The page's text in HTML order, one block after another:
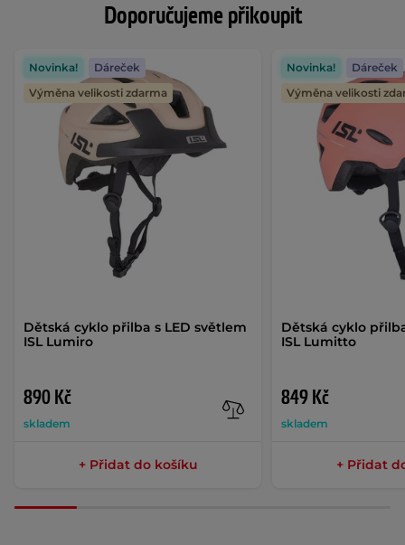
Doporučujeme přikoupit
Dětská cyklo přilba s LED světlem
ISL Lumiro
890 Kč
skladem
Novinka!
Dáreček
Výměna velikosti zdarma
+ Přidat do košíku
Dětská cyklo
ISL Lumitto
849 Kč
skladem
Novinka!
Dáreček
Výměna velikosti
+ Přidat